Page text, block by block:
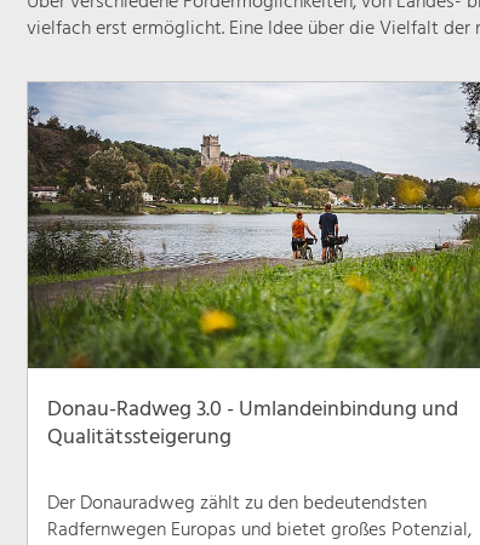
vielfach erst ermöglicht. Eine Idee über die Vielfalt
Donau-Radweg 3.0 - Umlandeinbindung und
Qualitätssteigerung
Der Donauradweg zählt zu den bedeutendsten
Radfernwegen Europas und bietet großes Potenzial,